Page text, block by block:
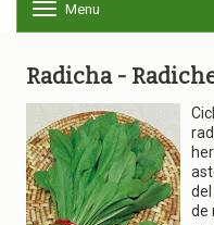
Menu
Radicha -
de